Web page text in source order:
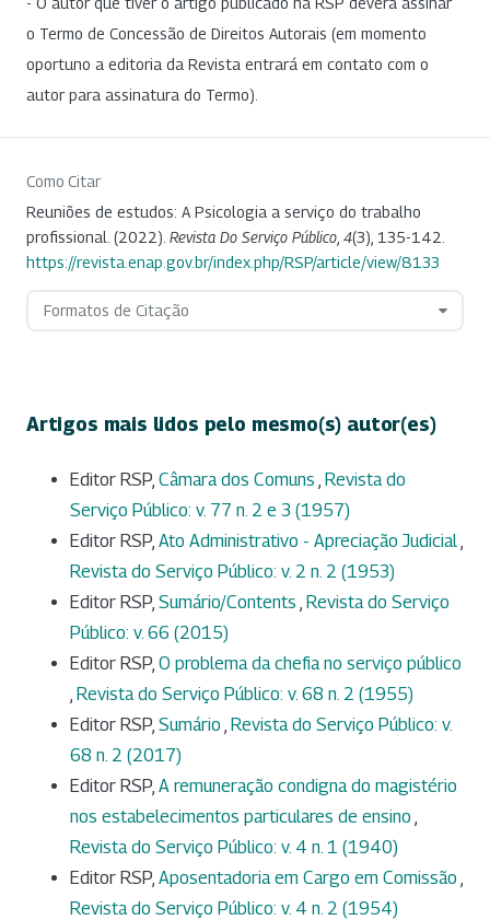
o Termo de Concessão de Direitos Autorais (em momento
oportuno a editoria da Revista entrará em contato com o
autor para assinatura do Termo).
Como Citar
Reuniões de estudos: A Psicologia a serviço do trabalho
profissional. (2022). Revista Do Serviço Público 4(3), 135-142.
https://revista.enap.gov.br/index.php/RSP/article/view/8133
Formatos de Citação
Artigos mais lidos pelo mesmo(s) autor(es)
Editor RSP, Câmara dos Comuns , Revista do
Serviço Público: v. 77 n. 2 e 3 (1957)
Editor RSP, Ato Administrativo - Apreciação Judicial,
Revista do Serviço Público: v. 2 n. 2 (1953)
Editor RSP, Sumário/Contents , Revista do Serviço
Público: v. 66 (2015)
Editor RSP, O problema da chefia no serviço público
, Revista do Serviço Público: v. 68 n. 2 (1955)
Editor RSP, Sumário , Revista do Serviço Público: v.
68 n. 2 (2017)
Editor RSP, A remuneração condigna do magistério
nos estabelecimentos particulares de ensino ,
Revista do Serviço Público: v. 4 n. 1 (1940)
Editor RSP, Aposentadoria em Cargo em Comissão ,
Revista do Serviço Público: v. 4 n. 2 (1954)